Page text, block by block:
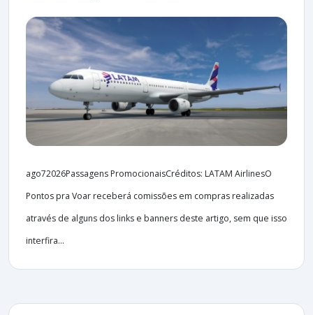
ago72026Passagens PromocionaisCréditos: LATAM AirlinesO
Pontos pra Voar receberá comissões em compras realizadas
através de alguns dos links e banners deste artigo, sem que isso
interfira...